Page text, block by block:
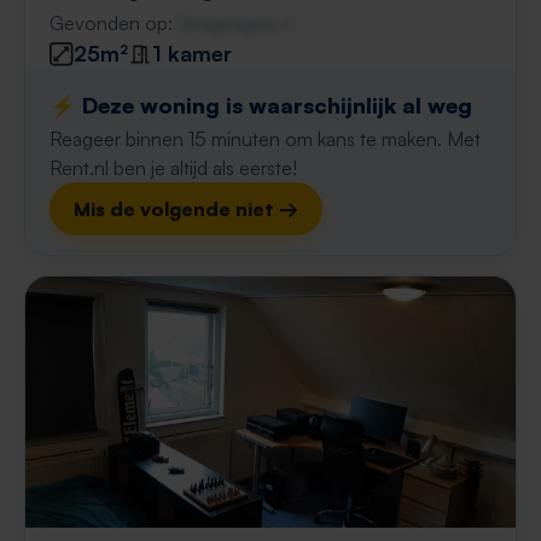
Gevonden op:
25m²
1 kamer
⚡️ Deze woning is waarschijnlijk al weg
Reageer binnen 15 minuten om kans te maken. Met
Rent.nl ben je altijd als eerste!
Mis de volgende niet →